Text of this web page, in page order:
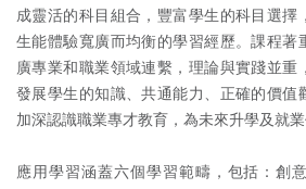
成靈活的科目組合，豐富學生的科目選擇
生能體驗寬廣而均衡的學習經歷。課程著
廣專業和職業領域連繫，理論與實踐並重
發展學生的知識、共通能力、正確的價值
加深認識職業專才教育，為未來升學及就
應用學習涵蓋六個學習範疇，包括：創